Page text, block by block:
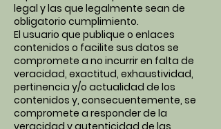
legal y las que legalmente sean de
obligatorio cumplimiento.
El usuario que publique o enlaces
contenidos o facilite sus datos se
compromete a no incurrir en falta de
veracidad, exactitud, exhaustividad,
pertinencia y/o actualidad de los
contenidos y, consecuentemente, se
compromete a responder de la
veracidad y autenticidad de las